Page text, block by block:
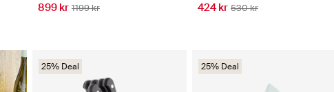
899 kr 1199 kr 424 kr 530 kr
25% Deal 25% Deal